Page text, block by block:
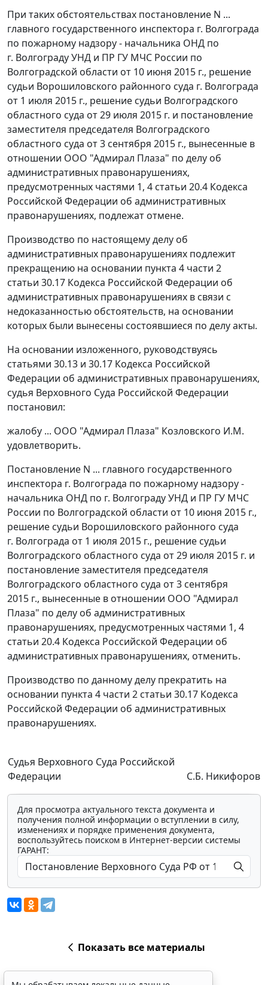
При таких обстоятельствах постановление N ...
главного государственного инспектора г. Волгограда
по пожарному надзору - начальника ОНД по
г. Волгограду УНД и ПР ГУ МЧС России по
Волгоградской области от 10 июня 2015 г., решение
судьи Ворошиловского районного суда г. Волгограда
от 1 июля 2015 г., решение судьи Волгоградского
областного суда от 29 июля 2015 г. и постановление
заместителя председателя Волгоградского
областного суда от 3 сентября 2015 г., вынесенные в
отношении ООО "Адмирал Плаза" по делу об
административных правонарушениях,
предусмотренных частями 1, 4 статьи 20.4 Кодекса
Российской Федерации об административных
правонарушениях, подлежат отмене.
Производство по настоящему делу об
административных правонарушениях подлежит
прекращению на основании пункта 4 части 2
статьи 30.17 Кодекса Российской Федерации об
административных правонарушениях в связи с
недоказанностью обстоятельств, на основании
которых были вынесены состоявшиеся по делу акты.
На основании изложенного, руководствуясь
статьями 30.13 и 30.17 Кодекса Российской
Федерации об административных правонарушениях,
судья Верховного Суда Российской Федерации
постановил:
жалобу ... ООО "Адмирал Плаза" Козловского И.М.
удовлетворить.
Постановление N ... главного государственного
инспектора г. Волгограда по пожарному надзору -
начальника ОНД по г. Волгограду УНД и ПР ГУ МЧС
России по Волгоградской области от 10 июня 2015 г.,
решение судьи Ворошиловского районного суда
г. Волгограда от 1 июля 2015 г., решение судьи
Волгоградского областного суда от 29 июля 2015 г. и
постановлениезаместителя председателя
Волгоградского областного суда от 3 сентября
2015 г., вынесенные в отношении ООО "Адмирал
Плаза" по делу об административных
правонарушениях, предусмотренных частями 1, 4
статьи 20.4 Кодекса Российской Федерации об
административных правонарушениях, отменить.
Производство по данному делу прекратить на
основании пункта 4 части 2 статьи 30.17 Кодекса
Российской Федерации об административных
правонарушениях.
Судья Верховного Суда Российской
Федерации
С.Б. Никифоров
Для просмотра актуального текста документа и
получения полной информации о вступлении в силу,
изменениях и порядке применения документа,
воспользуйтесь поиском в Интернет-версии системы
ГАРАНТ:
Показать все материалы